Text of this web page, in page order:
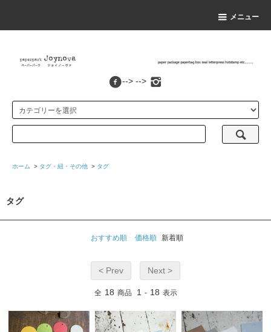
メニュー
--> -->
ホーム > タグ・紐・その他 > タグ
タグ
おすすめ順 価格順 新着順
< Prev Next >
全 18 商品 1 - 18 表示